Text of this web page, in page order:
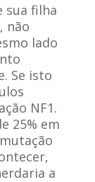
sua filha
não
lado
Se isto
NF1.
25% em
a